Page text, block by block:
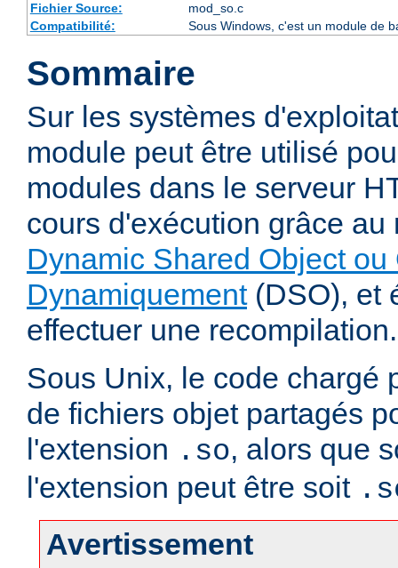
Fichier Source:
mod_so.c
Compatibilité:
Sous Windows, c'est un module de
Sommaire
Sur les systèmes
module peut être utilisé
modules dans le serveur
cours d'exécution grâce au
Dynamic Shared Object
Dynamiquement(DSO), et
effectuer une recompilation.
Sous Unix, le code chargé
de fichiers objet partagés
l'extension .so, alors que
l'extension peut être soit
Avertissement